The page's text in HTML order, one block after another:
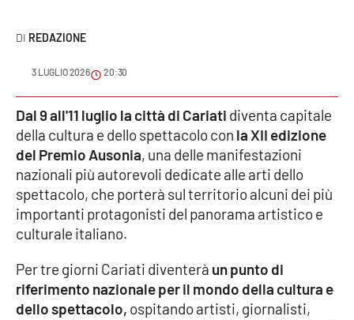
Meteo
Editoriali
VIDEO
Ambiente
Cronaca
Economia e Lavoro
REDAZIONE
3 LUGLIO 2026 20:30
Dal 9 all'11 luglio la città di Cariati diventa capitale
della cultura e dello spettacolo con la XII edizione
del Premio Ausonia, una delle manifestazioni
nazionali più autorevoli dedicate alle arti dello
spettacolo, che porterà sul territorio alcuni dei più
importanti protagonisti del panorama artistico e
culturale italiano.
Per tre giorni Cariati diventerà un punto di
riferimento nazionale per il mondo della cultura e
dello spettacolo, ospitando artisti, giornalisti,